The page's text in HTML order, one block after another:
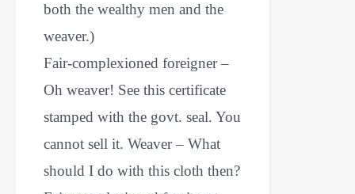
both the wealthy men and the
weaver.)
Fair-complexioned foreigner –
Oh weaver! See this certificate
stamped with the govt. seal. You
cannot sell it. Weaver – What
should I do with this cloth then?